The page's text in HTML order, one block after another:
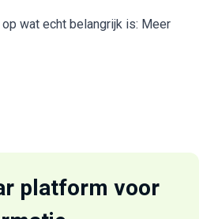
wat echt belangrijk is: Meer
platform voor